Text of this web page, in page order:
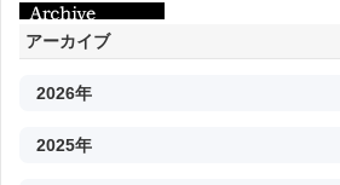
アーカイブ
2026年
2025年